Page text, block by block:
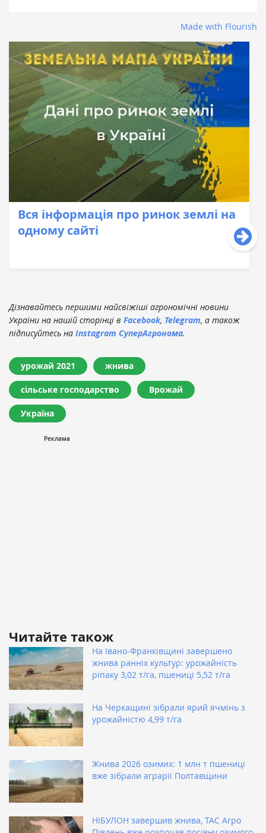
Made with Flourish
Вся інформація про ринок землі на
одному сайті
Дізнавайтесь першими найсвіжіші агрономічні новини
України на нашій сторінці в Facebook, Telegram, а також
підписуйтесь на Instagram СуперАгронома.
урожай 2021 жнива
сільське господарство Врожай
Україна
Читайте також
На Івано-Франківщині завершено
жнива ранніх культур: урожайність
ріпаку 3,02 т/га, пшениці 5,52 т/га
На Черкащині зібрали ярий ячмінь з
урожайністю 4,99 т/га
Жнива 2026 озимих: 1 млн т пшениці
вже зібрали аграрії Полтавщини
НІБУЛОН завершив жнива, ТАС Агро